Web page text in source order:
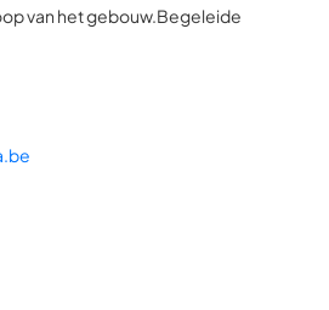
van het gebouw.Begeleide